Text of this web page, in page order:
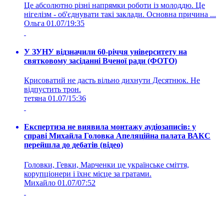
Це абсолютно різні напрямки роботи із молоддю. Це
нігелізм - об'єднувати такі заклади. Основна причина ...
Ольга 01.07/19:35
У ЗУНУ відзначили 60-річчя університету на
святковому засіданні Вченої ради (ФОТО)
Крисоватий не дасть вільно дихнути Десятнюк. Не
відпустить трон.
тетяна 01.07/15:36
Експертиза не виявила монтажу аудіозаписів: у
справі Михайла Головка Апеляційна палата ВАКС
перейшла до дебатів (відео)
Головки, Гевки, Марченки це українське сміття,
корупціонери і їхнє місце за гратами.
Михайло 01.07/07:52